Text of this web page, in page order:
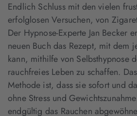
Endlich Schluss mit den vielen
erfolglosen Versuchen, von
Der Hypnose-Experte Jan Becker
neuen Buch das Rezept, mit dem
kann, mithilfe von Selbsthypnose
rauchfreies Leben zu schaffen.
Methode ist, dass sie sofort und
ohne Stress und
endgültig das Rauchen